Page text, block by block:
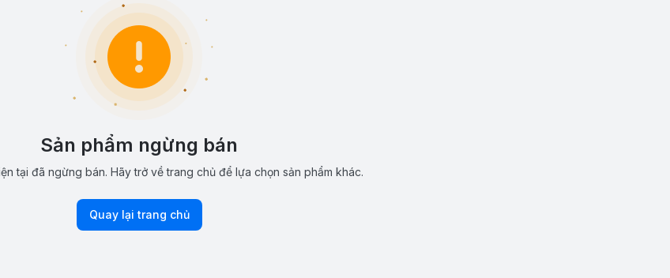
Sản phẩm ngừng bán
tại đã ngừng bán. Hãy trở về trang chủ để lựa chọn sản phẩm khác.
Quay lại trang chủ